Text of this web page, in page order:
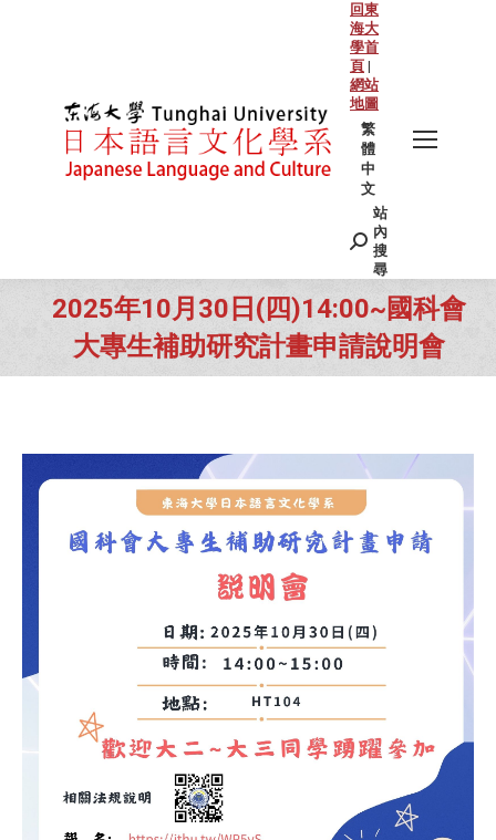
回東
海大
學首
頁 |
網站
地圖
繁
體
中
文
Search:
站
內
搜
尋
2025年10月30日(四)14:00~國科會
大專生補助研究計畫申請說明會
You are here: